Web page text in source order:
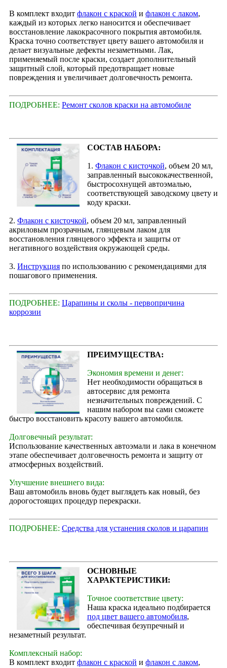
В комплект входит флакон с краской и флакон с лаком,
каждый из которых легко наносится и обеспечивает
восстановление лакокрасочного покрытия автомобиля.
Краска точно соответствует цвету вашего автомобиля и
делает визуальные дефекты незаметными. Лак,
применяемый после краски, создает дополнительный
защитный слой, который предотвращает новые
повреждения и увеличивает долговечность ремонта.
ПОДРОБНЕЕ: Ремонт сколов краски на автомобиле
СОСТАВ НАБОРА:
1. Флакон с кисточкой, объем 20 мл,
заправленный высококачественной,
быстросохнущей автоэмалью,
соответствующей заводскому цвету и
коду краски.
2. Флакон с кисточкой, объем 20 мл, заправленный
акриловым прозрачным, глянцевым лаком для
восстановления глянцевого эффекта и защиты от
негативного воздействия окружающей среды.
3. Инструкция по использованию с рекомендациями для
пошагового применения.
ПОДРОБНЕЕ: Царапины и сколы - первопричина
коррозии
ПРЕИМУЩЕСТВА:
Экономия времени и денег:
Нет необходимости обращаться в
автосервис для ремонта
незначительных повреждений. С
нашим набором вы сами сможете
быстро восстановить красоту вашего автомобиля.
Долговечный результат:
Использование качественных автоэмали и лака в конечном
этапе обеспечивает долговечность ремонта и защиту от
атмосферных воздействий.
Улучшение внешнего вида:
Ваш автомобиль вновь будет выглядеть как новый, без
дорогостоящих процедур перекраски.
ПОДРОБНЕЕ: Средства для устанения сколов и царапин
ОСНОВНЫЕ
ХАРАКТЕРИСТИКИ:
Точное соответствие цвету:
Наша краска идеально подбирается
под цвет вашего автомобиля,
обеспечивая безупречный и
незаметный результат.
Комплексный набор:
В комплект входит флакон с краской и флакон с лаком,